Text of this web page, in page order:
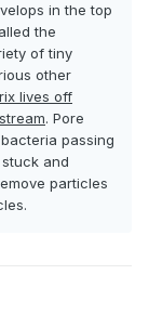
in the top
the
of tiny
other
lives off
. Pore
passing
and
particles